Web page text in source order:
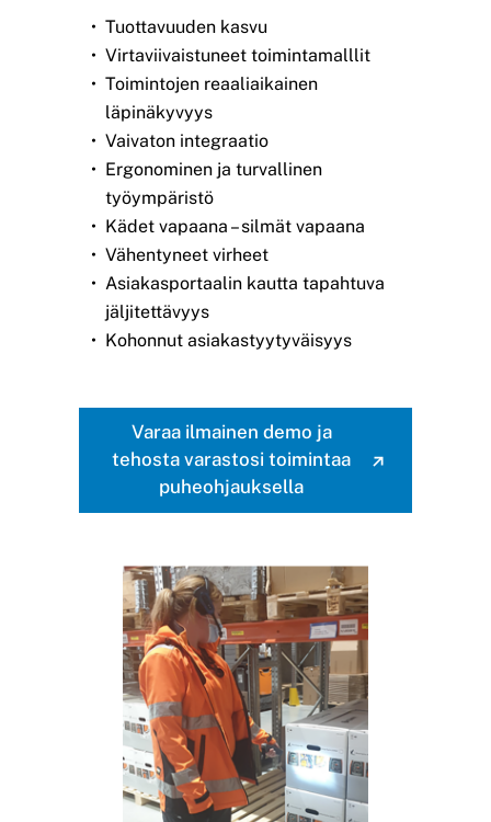
Tuottavuuden kasvu
Virtaviivaistuneet toimintamalllit
Toimintojen reaaliaikainen
läpinäkyvyys
Vaivaton integraatio
Ergonominen ja turvallinen
työympäristö
Kädet vapaana – silmät vapaana
Vähentyneet virheet
Asiakasportaalin kautta tapahtuva
jäljitettävyys
Kohonnut asiakastyytyväisyys
Varaa ilmainen demo ja
tehosta varastosi toimintaa
puheohjauksella